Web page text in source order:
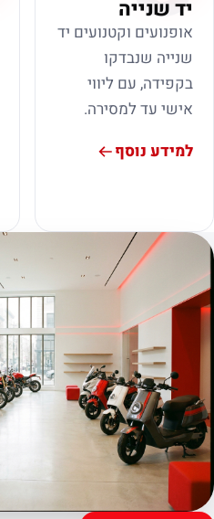
יד שנייה
אופנועים וקטנועים יד
שנייה שנבדקו
בקפידה, עם ליווי
אישי עד למסירה.
למידע נוסף